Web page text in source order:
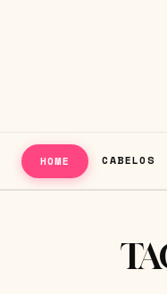
HOME CABELOS